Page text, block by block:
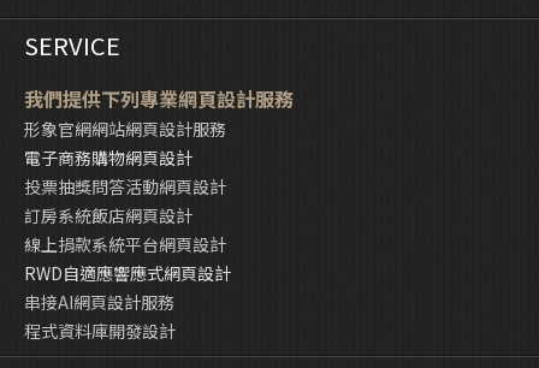
SERVICE
我們提供下列專業網頁設計服務
形象官網網站網頁設計服務
電子商務購物網頁設計
投票抽獎問答活動網頁設計
訂房系統飯店網頁設計
線上捐款系統平台網頁設計
RWD自適應響應式網頁設計
串接AI網頁設計服務
程式資料庫開發設計